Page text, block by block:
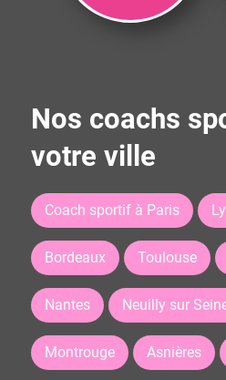
Nos coachs
votre ville
Coach sportif à Paris
Bordeaux Toulouse
Nantes Neuilly sur
Montrouge Asnières